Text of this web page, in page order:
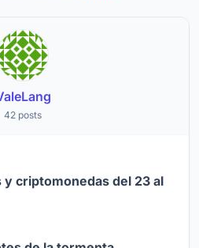
42 posts
criptomonedas del 23 al